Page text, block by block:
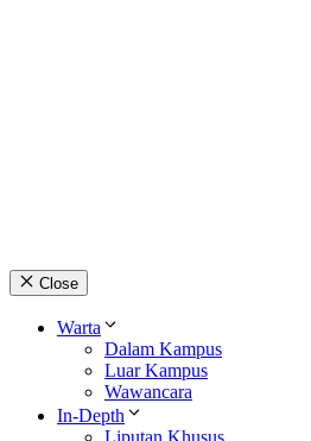
Close
Warta
Dalam Kampus
Luar Kampus
Wawancara
In-Depth